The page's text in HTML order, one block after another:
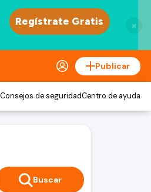
×
Publicar
Consejos de seguridadCentro de ayuda
Buscar